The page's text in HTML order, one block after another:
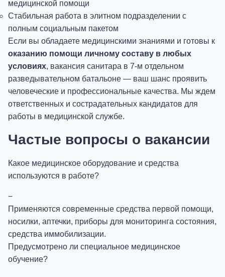
медицинской помощи
Стабильная работа в элитном подразделении с
полным социальным пакетом
Если вы обладаете медицинскими знаниями и готовы к
оказанию помощи личному составу в любых
условиях, вакансия санитара в 7-м отдельном
разведывательном батальоне — ваш шанс проявить
человеческие и профессиональные качества. Мы ждем
ответственных и сострадательных кандидатов для
работы в медицинской службе.
Частые вопросы о вакансии
Какое медицинское оборудование и средства
используются в работе?
−
Применяются современные средства первой помощи,
носилки, аптечки, приборы для мониторинга состояния,
средства иммобилизации.
Предусмотрено ли специальное медицинское
обучение?